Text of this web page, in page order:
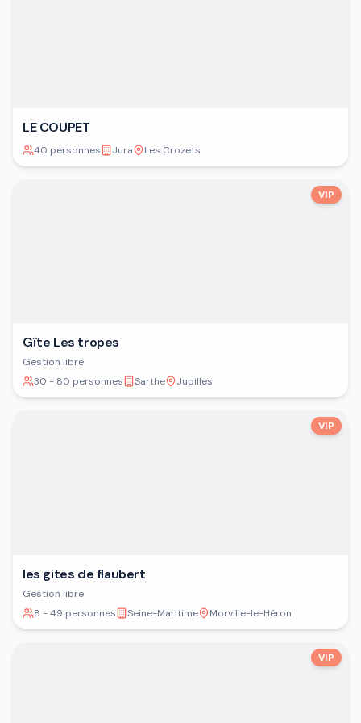
LE COUPET
40 personnes Jura Les Crozets
VIP
Gîte Les tropes
Gestion libre
30 - 80 personnes
Sarthe Jupilles
VIP
les gites de flaubert
Gestion libre
8 - 49 personnes
Seine-Maritime Morville-le-Héron
VIP